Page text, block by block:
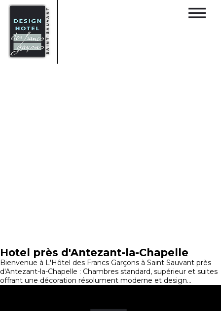
Hotel près d'Antezant-la-Chapelle
Bienvenue à L'Hôtel des Francs Garçons à Saint Sauvant près
d'Antezant-la-Chapelle : Chambres standard, supérieur et suites
offrant une décoration résolument moderne et design...